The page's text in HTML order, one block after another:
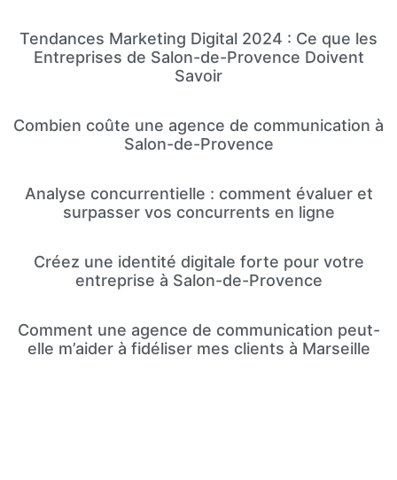
Tendances Marketing Digital 2024 : Ce que les
Entreprises de Salon-de-Provence Doivent
Savoir
Combien coûte une agence de communication à
Salon-de-Provence
Analyse concurrentielle : comment évaluer et
surpasser vos concurrents en ligne
Créez une identité digitale forte pour votre
entreprise à Salon-de-Provence
Comment une agence de communication peut-
elle m’aider à fidéliser mes clients à Marseille